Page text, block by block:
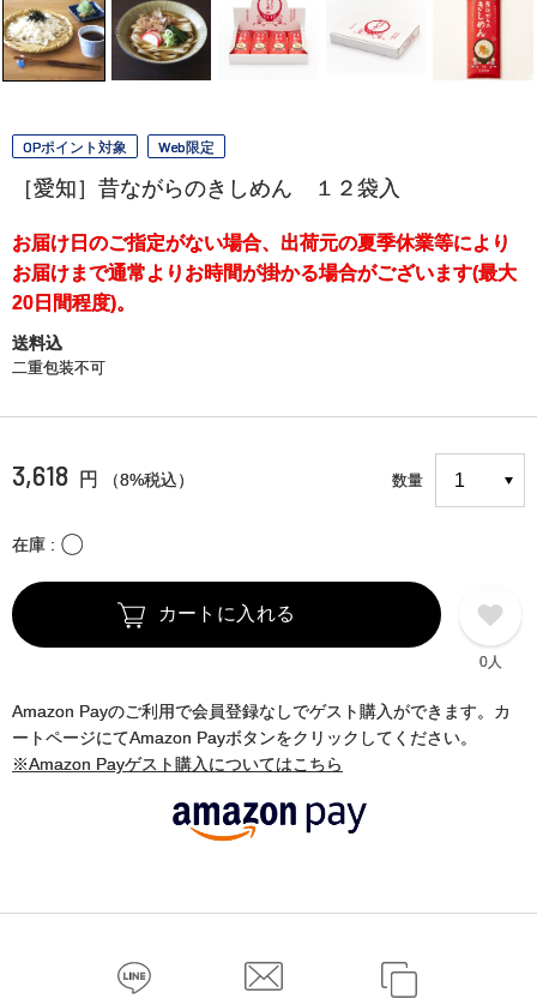
OPポイント対象 Web限定
［愛知］昔ながらのきしめん １２袋入
お届け日のご指定がない場合、出荷元の夏季休業等により
お届けまで通常よりお時間が掛かる場合がございます(最大
20日間程度)。
送料込
二重包装不可
3,618 円 （8%税込） 数量
在庫 〇
カートに入れる
0人
Amazon Payのご利用で会員登録なしでゲスト購入ができます。カ
ートページにてAmazon Payボタンをクリックしてください。
※Amazon Payゲスト購入についてはこちら